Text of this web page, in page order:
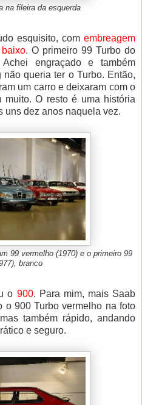
na fileira da esquerda
esquisito, com embreagem
. O primeiro 99 Turbo do
engraçado e também
queria ter o Turbo. Então,
um carro e deixaram com o
O resto é uma história
uns dez anos naquela vez.
99 vermelho (1970) e o primeiro 99
branco
o 900. Para mim, mais Saab
o 900 Turbo vermelho na foto
também rápido, andando
e seguro.